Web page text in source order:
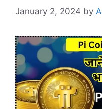
January 2, 2024 by